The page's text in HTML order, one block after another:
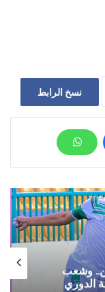
نسخ الرابط
وشعب
الدوري